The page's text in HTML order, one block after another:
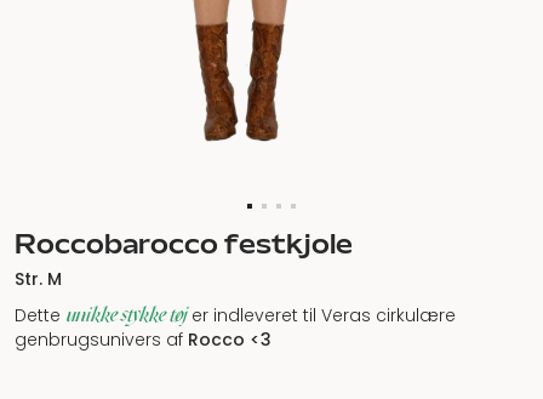
Roccobarocco festkjole
Str. M
Dette unikke stykke tøjer indleveret til Veras cirkulære
genbrugsunivers af Rocco <3